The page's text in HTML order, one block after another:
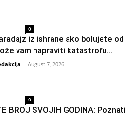
0
iz ishrane ako bolujete od
vam napraviti katastrofu...
- August 7, 2026
0
BROJ SVOJIH GODINA: Poznati